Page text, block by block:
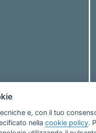
19124 La Spezia - PI
e, con il tuo
nellacookie policy.